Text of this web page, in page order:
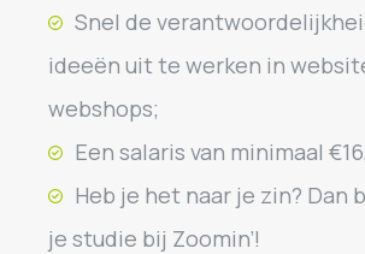
Snel de
ideeën uit te werken in
webshops;
Een salaris van minimaal
Heb je het naar je zin? Dan
je studie bij Zoomin’!